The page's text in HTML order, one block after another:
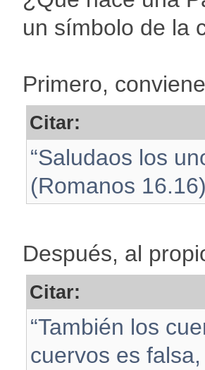
un símbolo de la
Primero,
Citar:
“Saludaos los
(Romanos
Después, al
Citar:
“También los
cuervos es